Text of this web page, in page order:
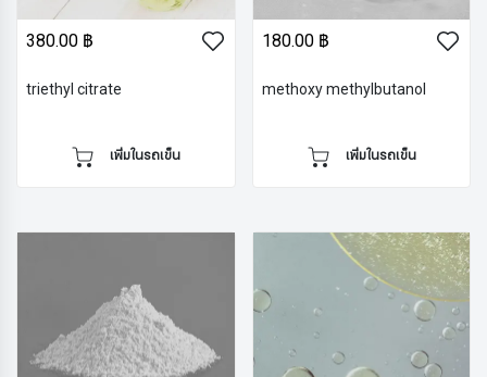
380.00 ฿
triethyl citrate
เพิ่มในรถเข็น
180.00 ฿
methoxy methylbutanol
เพิ่มในรถเข็น